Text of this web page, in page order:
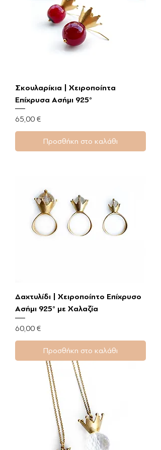
Σκουλαρίκια | Χειροποίητα
Επίχρυσα Ασήμι 925°
Τιμή
65,00 €
Προσθήκη στο καλάθι
Δαχτυλίδι | Χειροποίητο Επίχρυσο
Ασήμι 925° με Χαλαζία
Τιμή
60,00 €
Προσθήκη στο καλάθι